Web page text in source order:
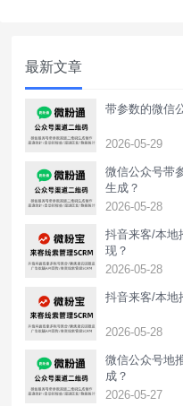
最新文章
带参数的微信
2026-05-29
微信公众号带
生成？
2026-05-28
抖音来客/本地
现？
2026-05-28
抖音来客/本地
2026-05-28
微信公众号地
成？
2026-05-27